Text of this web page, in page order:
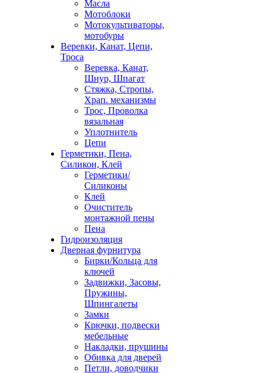
Масла
Мотоблоки
Мотокультиваторы,
мотобуры
Веревки, Канат, Цепи,
Троса
Веревка, Канат,
Шнур, Шпагат
Стяжка, Стропы,
Храп. механизмы
Трос, Проволка
вязальная
Уплотнитель
Цепи
Герметики, Пена,
Силикон, Клей
Герметики/
Силиконы
Клей
Очиститель
монтажной пены
Пена
Гидроизоляция
Дверная фурнитура
Бирки/Кольца для
ключей
Задвижки, Засовы,
Пружины,
Шпингалеты
Замки
Крючки, подвески
мебельные
Накладки, прушины
Обивка для дверей
Петли, доводчики